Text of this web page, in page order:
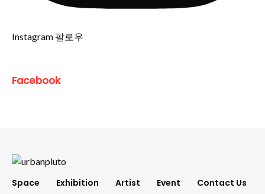
Instagram 팔로우
Facebook
Space Exhibition Artist Event Contact Us